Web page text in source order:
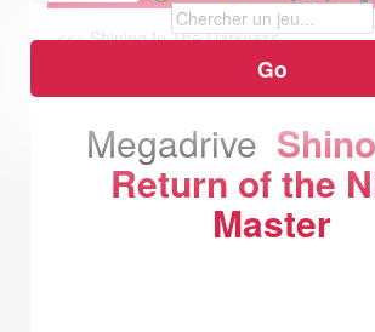
<<< Shining In The Darkness
Pocket >>>
Megadrive
Return of the
Master